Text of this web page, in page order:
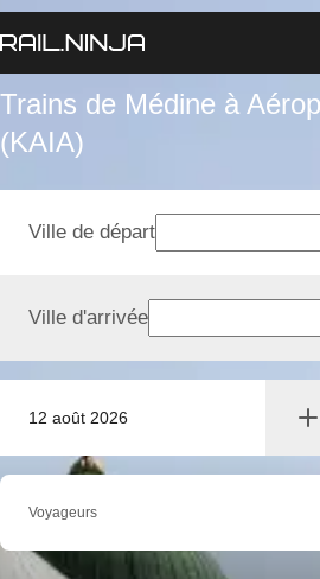
Trains de Médine à
(KAIA)
12 août 2026
Ville de départ
Ville d'arrivée
Voyageurs